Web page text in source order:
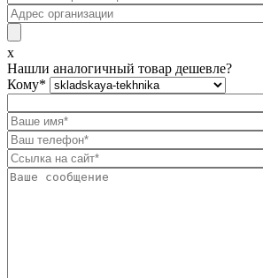
x
Нашли аналогичный товар дешевле?
Кому*